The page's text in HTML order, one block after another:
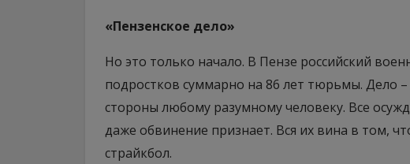
«Пензенское дело»
Но это только начало. В Пензе российский
подростков суммарно на 86 лет тюрьмы. Дело
стороны любому разумному человеку. Все
даже обвинение признает. Вся их вина в том,
страйкбол.